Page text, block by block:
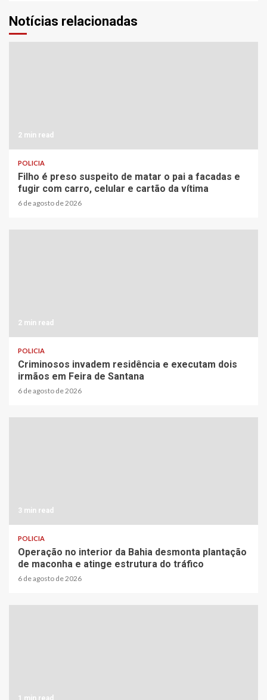
Notícias relacionadas
2 min read
POLICIA
Filho é preso suspeito de matar o pai a facadas e
fugir com carro, celular e cartão da vítima
6 de agosto de 2026
2 min read
POLICIA
Criminosos invadem residência e executam dois
irmãos em Feira de Santana
6 de agosto de 2026
3 min read
POLICIA
Operação no interior da Bahia desmonta plantação
de maconha e atinge estrutura do tráfico
6 de agosto de 2026
1 min read